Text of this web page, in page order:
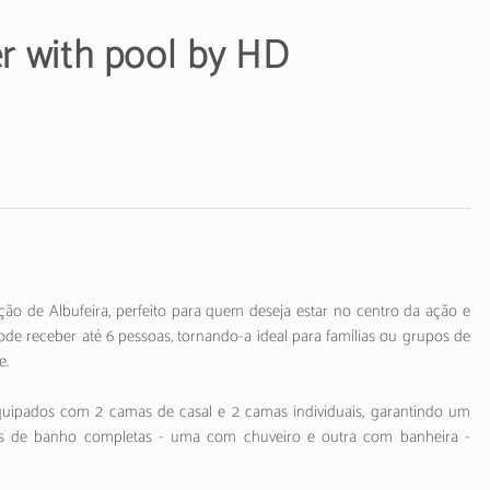
with pool by HD
de Albufeira, perfeito para quem deseja estar no centro da ação e
receber até 6 pessoas, tornando-a ideal para famílias ou grupos de
com 2 camas de casal e 2 camas individuais, garantindo um
de banho completas - uma com chuveiro e outra com banheira -